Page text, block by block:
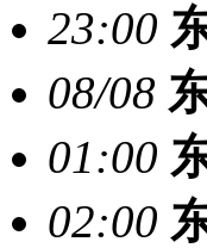
23:00
08/08
01:00
02:00